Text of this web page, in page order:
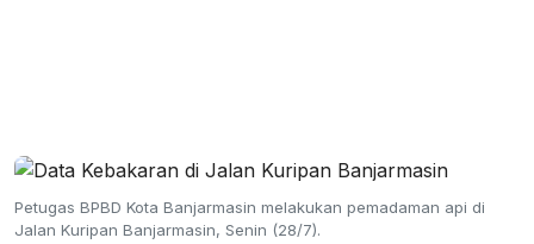
Petugas BPBD Kota Banjarmasin melakukan pemadaman api di
Jalan Kuripan Banjarmasin, Senin (28/7).